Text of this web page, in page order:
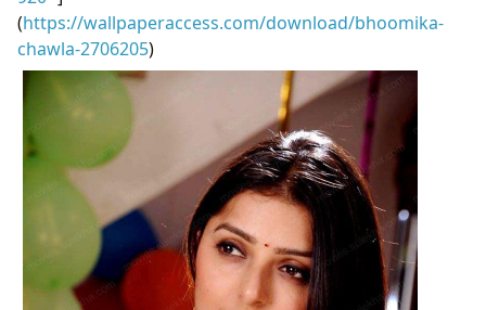
(https://wallpaperaccess.com/download/bhoomika-
chawla-2706205)